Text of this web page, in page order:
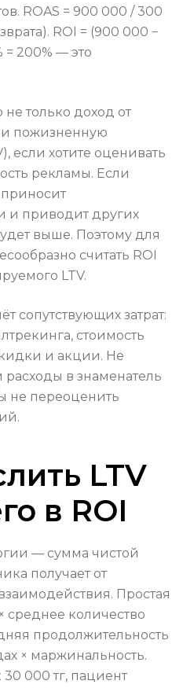
ROAS = 900 000 / 300
ROI = (900 000 −
200% — это
не только доход от
и пожизненную
если хотите оценивать
рекламы. Если
и приводит других
выше. Поэтому для
считать ROI
LTV.
сопутствующих затрат:
стоимость
и акции. Не
расходы в знаменатель
не переоценить
LTV
в ROI
— сумма чистой
получает от
Простая
среднее количество
продолжительность
× маржинальность.
000 тг, пациент